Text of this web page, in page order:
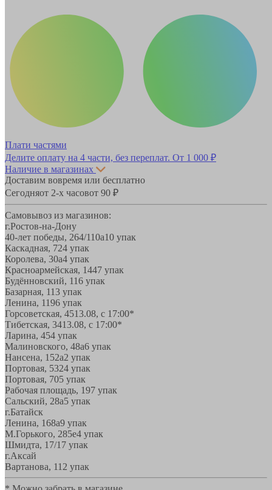
Плати частями
Делите оплату на 4 части, без переплат. От 1 000 ₽
Наличие в магазинах
Доставим вовремя или бесплатно
Сегодняот 2-х часовот 90 ₽
Самовывоз из магазинов:
г.Ростов-на-Дону
40-лет победы, 264/110а10 упак
Каскадная, 724 упак
Королева, 30а4 упак
Красноармейская, 1447 упак
Будённовский, 116 упак
Базарная, 113 упак
Ленина, 1196 упак
Горсоветская, 4513.08, с 17:00*
Тибетская, 3413.08, с 17:00*
Ларина, 454 упак
Малиновского, 48а6 упак
Нансена, 152а2 упак
Портовая, 5324 упак
Портовая, 705 упак
Рабочая площадь, 197 упак
Сальский, 28a5 упак
г.Батайск
Ленина, 168а9 упак
М.Горького, 285е4 упак
Шмидта, 17/1 7 упак
г.Аксай
Вартанова, 11 2 упак